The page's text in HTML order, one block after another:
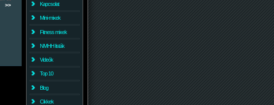
>> Kapcsolat
Mini-mixek
Fitness mixek
NMHH listák
Videók
Top 10
Blog
Cikkek